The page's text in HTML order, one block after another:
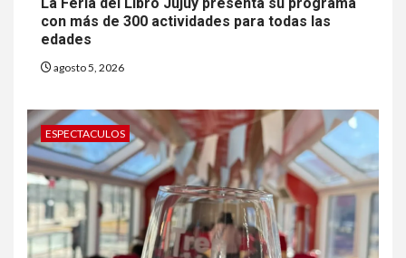
con más de 300 actividades para todas las
edades
agosto 5, 2026
ESPECTACULOS